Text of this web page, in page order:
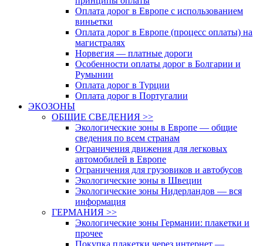
Оплата дорог в Европе с использованием
виньетки
Оплата дорог в Европе (процесс оплаты) на
магистралях
Норвегия — платные дороги
Особенности оплаты дорог в Болгарии и
Румынии
Оплата дорог в Турции
Оплата дорог в Португалии
ЭКОЗОНЫ
ОБЩИЕ СВЕДЕНИЯ >>
Экологические зоны в Европе — общие
сведения по всем странам
Ограничения движения для легковых
автомобилей в Европе
Ограничения для грузовиков и автобусов
Экологические зоны в Швеции
Экологические зоны Нидерландов — вся
информация
ГЕРМАНИЯ >>
Экологические зоны Германии: плакетки и
прочее
Покупка плакетки через интернет —